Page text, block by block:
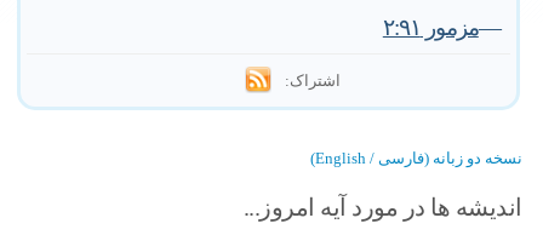
—مزمور ۲:۹۱
اشتراک:
نسخه دو زبانه (فارسی / English)
اندیشه ها در مورد آیه امروز...